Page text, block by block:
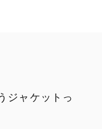
ジャケットっ